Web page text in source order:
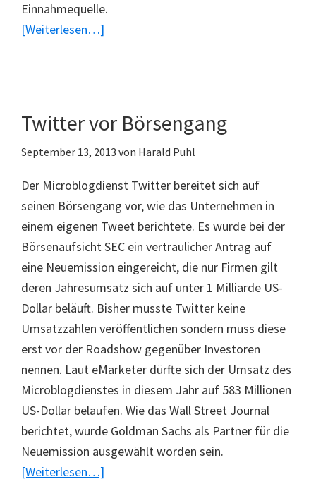
Einnahmequelle.
[Weiterlesen…]
Twitter vor Börsengang
September 13, 2013 von Harald Puhl
Der Microblogdienst Twitter bereitet sich auf
seinen Börsengang vor, wie das Unternehmen in
einem eigenen Tweet berichtete. Es wurde bei der
Börsenaufsicht SEC ein vertraulicher Antrag auf
eine Neuemission eingereicht, die nur Firmen gilt
deren Jahresumsatz sich auf unter 1 Milliarde US-
Dollar beläuft. Bisher musste Twitter keine
Umsatzzahlen veröffentlichen sondern muss diese
erst vor der Roadshow gegenüber Investoren
nennen. Laut eMarketer dürfte sich der Umsatz des
Microblogdienstes in diesem Jahr auf 583 Millionen
US-Dollar belaufen. Wie das Wall Street Journal
berichtet, wurde Goldman Sachs als Partner für die
Neuemission ausgewählt worden sein.
[Weiterlesen…]